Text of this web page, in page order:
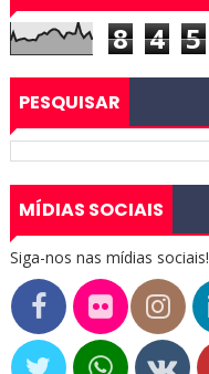
8 4 5
PESQUISAR
MÍDIAS SOCIAIS
Siga-nos nas mídias sociais!